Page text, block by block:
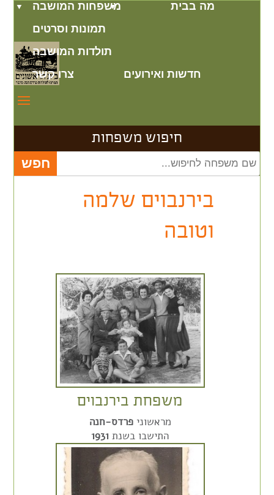
מה בבית
משפחות המושבה
תמונות וסרטים
תולדות המושבה
חדשות ואירועים
צרו קשר
חיפוש משפחות
בירנבוים שלמה
וטובה
משפחת בירנבוים
מראשוניפרדס-חנה
התישבו בשנת 1931